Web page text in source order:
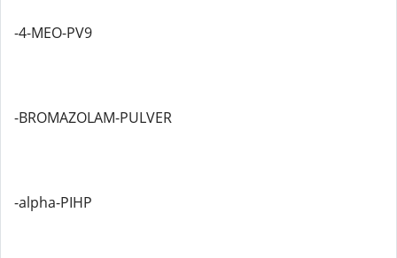
-4-MEO-PV9
-BROMAZOLAM-PULVER
-alpha-PIHP